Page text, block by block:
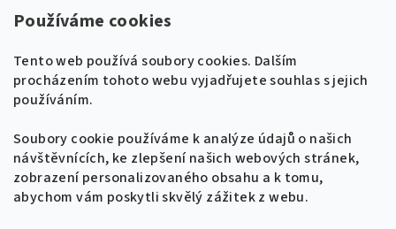
Používáme cookies
Tento web používá soubory cookies. Dalším
procházením tohoto webu vyjadřujete souhlas s jejich
používáním.
Soubory cookie používáme k analýze údajů o našich
návštěvnících, ke zlepšení našich webových stránek,
zobrazení personalizovaného obsahu a k tomu,
abychom vám poskytli skvělý zážitek z webu.
Super Noty, s.r.o.
IČ: 04568672
+420 604 485 792
info@supernoty.cz
V pracovních dnech od 8:00 do 17:00
🎸 Naladíme tě na nové zpěvníky!
Získej tipy, novinky a 10 % slevuna první
objednávku.